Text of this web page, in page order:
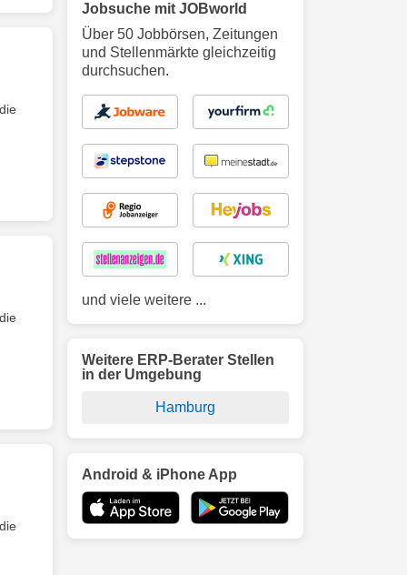
Jobsuche mit JOBworld
Über 50 Jobbörsen, Zeitungen
und Stellenmärkte gleichzeitig
durchsuchen.
und viele weitere ...
Weitere ERP-Berater Stellen
in der Umgebung
Hamburg
Android & iPhone App